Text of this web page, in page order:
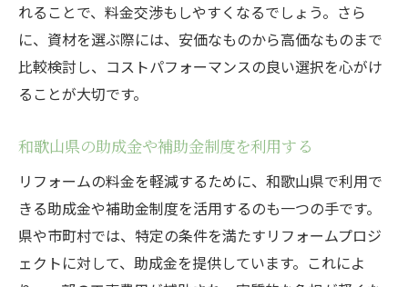
れることで、料金交渉もしやすくなるでしょう。さら
に、資材を選ぶ際には、安価なものから高価なものまで
比較検討し、コストパフォーマンスの良い選択を心がけ
ることが大切です。
和歌山県の助成金や補助金制度を利用する
リフォームの料金を軽減するために、和歌山県で利用で
きる助成金や補助金制度を活用するのも一つの手です。
県や市町村では、特定の条件を満たすリフォームプロジ
ェクトに対して、助成金を提供しています。これによ